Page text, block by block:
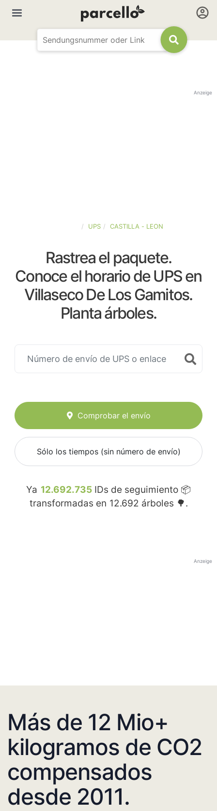
Anzeige
UPS CASTILLA - LEON
Rastrea el paquete.
Conoce el horario de UPS en
Villaseco De Los Gamitos.
Planta árboles.
Comprobar el envío
Sólo los tiempos (sin número de envío)
Ya 12.692.735 IDs de seguimiento 📦
transformadas en 12.692 árboles 🌳.
Anzeige
Más de 12 Mio+
kilogramos de CO2
compensados
desde 2011.